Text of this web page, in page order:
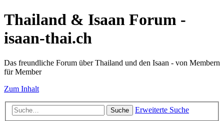
Thailand & Isaan Forum -
isaan-thai.ch
Das freundliche Forum über Thailand und den Isaan - von Membern
für Member
Zum Inhalt
Suche Erweiterte Suche